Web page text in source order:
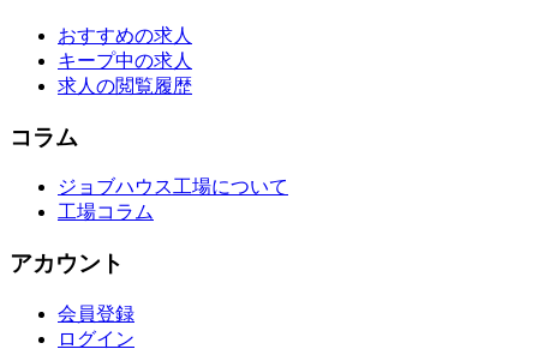
おすすめの求人
キープ中の求人
求人の閲覧履歴
コラム
ジョブハウス工場について
工場コラム
アカウント
会員登録
ログイン